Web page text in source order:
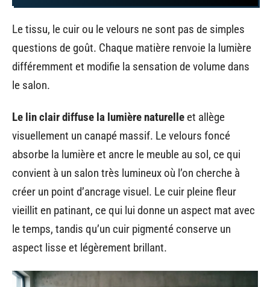
Le tissu, le cuir ou le velours ne sont pas de simples
questions de goût. Chaque matière renvoie la lumière
différemment et modifie la sensation de volume dans
le salon.
Le lin clair diffuse la lumière naturelle et allège
visuellement un canapé massif. Le velours foncé
absorbe la lumière et ancre le meuble au sol, ce qui
convient à un salon très lumineux où l’on cherche à
créer un point d’ancrage visuel. Le cuir pleine fleur
vieillit en patinant, ce qui lui donne un aspect mat avec
le temps, tandis qu’un cuir pigmenté conserve un
aspect lisse et légèrement brillant.